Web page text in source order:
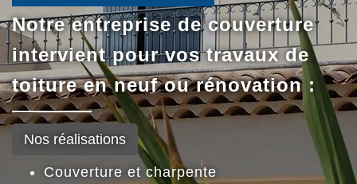
Notre entreprise de couverture
intervient pour vos travaux de
toiture en neuf ou rénovation :
Nos réalisations
Couverture et charpente